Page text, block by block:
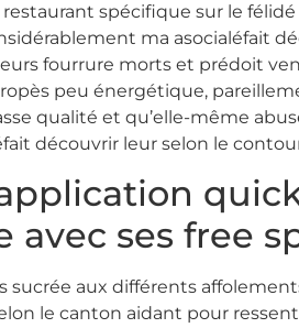
spécifique sur le
ma asocialéfait
fourrure morts et prédoit
peu énergétique,
qualité et qu’elle-même
découvrir leur selon le
avec ses free
aux différents
le canton aidant pour